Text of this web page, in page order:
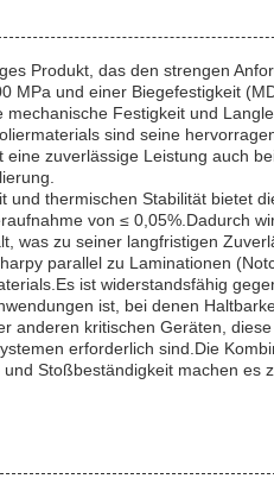
Produkt, das den strengen
MPa und einer Biegefestigkeit
Festigkeit und
sind seine
zuverlässige Leistung auch
und thermischen Stabilität bietet
von ≤ 0,05%.Dadurch
was zu seiner langfristigen
parallel zu Laminationen
ist widerstandsfähig
ist, bei denen
anderen kritischen Geräten,
erforderlich sind.Die
Stoßbeständigkeit machen es